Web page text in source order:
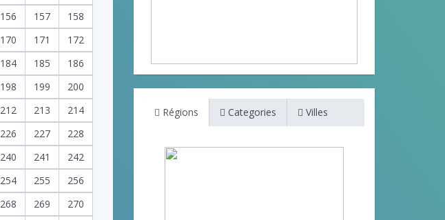
156 157
158
170 171
172
184 185
186
198 199
200
212 213
214
226 227
228
240 241
242
254 255
256
268 269
270
Régions Categories Villes